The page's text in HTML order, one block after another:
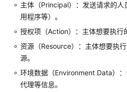
置
访
问
查
主体（Principal）：发送请求的
用程序等）。
授权项（Action）：主体想要执行
资源（Resource）：主体想要执
源。
环境数据（Environment Data）
代理等信息。